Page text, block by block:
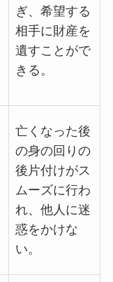
ぎ、希望する
相手に財産を
遺すことがで
きる。
亡くなった後
の身の回りの
後片付けがス
ムーズに行わ
れ、他人に迷
惑をかけな
い。